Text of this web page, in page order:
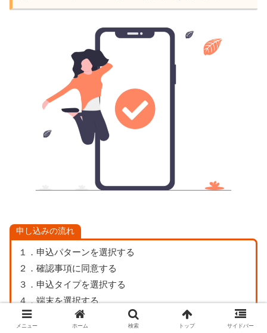
申し込みの流れ
１．申込パターンを選択する
２．確認事項に同意する
３．申込タイプを選択する
４．端末を選択する
５．オプションを選択する
メニュー ホーム 検索 トップ サイドバー